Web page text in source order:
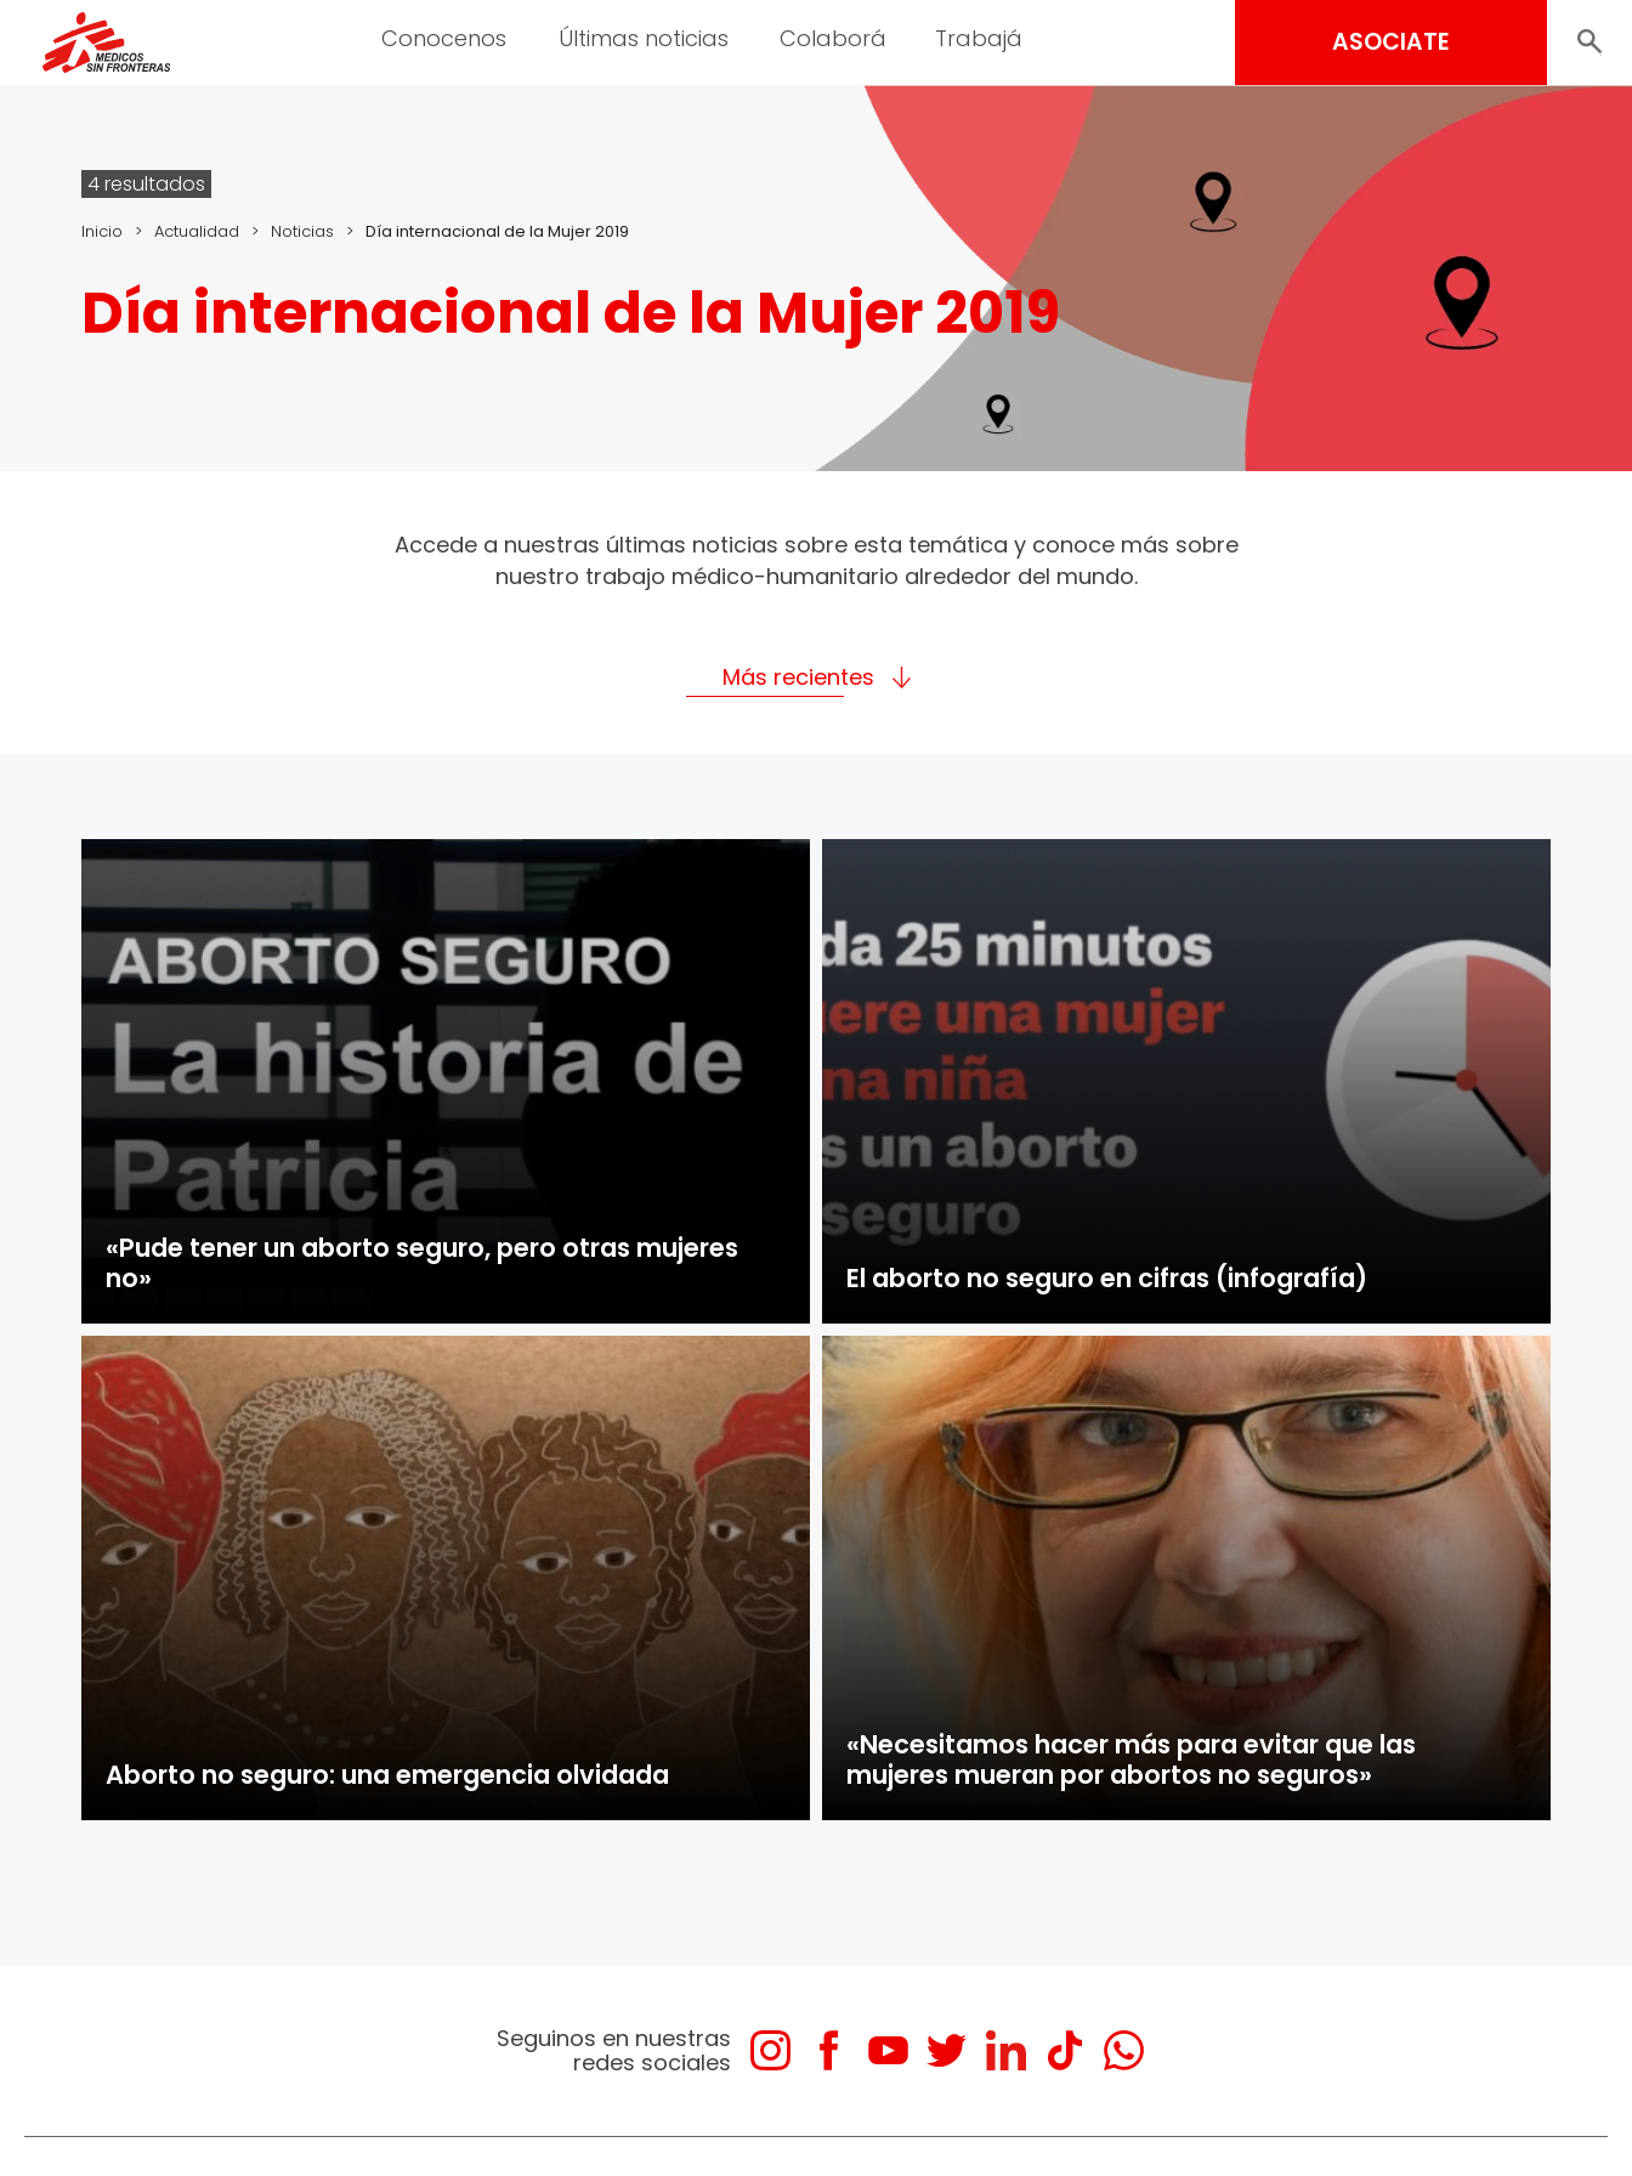
Conocenos Últimas noticias Colaborá Trabajá ASOCIATE
4 resultados
Inicio > Actualidad > Noticias > Día internacional de la Mujer 2019
Día internacional de la Mujer 2019
Accede a nuestras últimas noticias sobre esta temática y conoce más sobre
nuestro trabajo médico-humanitario alrededor del mundo.
Más recientes
«Pude tener un aborto seguro, pero otras mujeres
no»
El aborto no seguro en cifras (infografía)
Aborto no seguro: una emergencia olvidada
«Necesitamos hacer más para evitar que las
mujeres mueran por abortos no seguros»
Seguinos en nuestras
redes sociales